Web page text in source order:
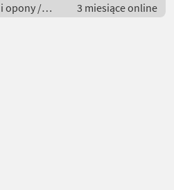
i opony /
koła
3 miesiące online